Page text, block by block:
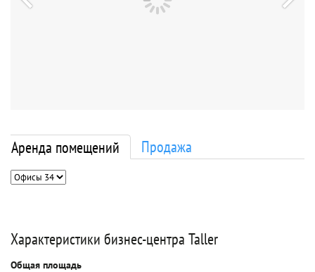
Аренда помещений Продажа
Характеристики бизнес-центра Taller
Общая площадь